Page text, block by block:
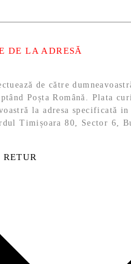
DE LA ADRESĂ
de către
Poșta Română. Plata
la adresa specificată
Timișoara 80, Sector 6,